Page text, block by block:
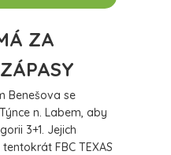
ZA
Benešova se
n. Labem, aby
3+1. Jejich
FBC TEXAS